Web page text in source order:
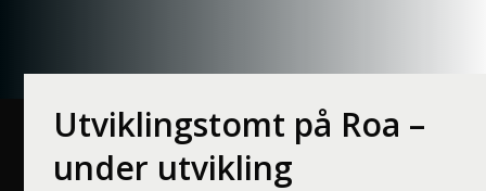
Utviklingstomt på Roa –
under utvikling